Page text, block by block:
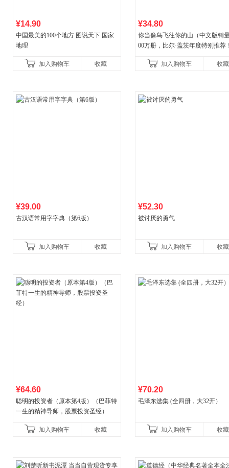
¥14.90
中国最美的100个地方 图说天下 国家
地理
加入购物车 收藏
¥34.80
你当像鸟飞往你的山（中文版销
00万册，比尔·盖茨年度特别推荐
比你听说的还要
加入购物车 收藏
¥39.00
古汉语常用字字典（第6版）
加入购物车 收藏
¥52.30
被讨厌的勇气
加入购物车 收藏
¥64.60
聪明的投资者（原本第4版）（巴菲特
一生的精神导师，股票投资圣经）
加入购物车 收藏
¥70.20
毛泽东选集 (全四册，大32开）
加入购物车 收藏